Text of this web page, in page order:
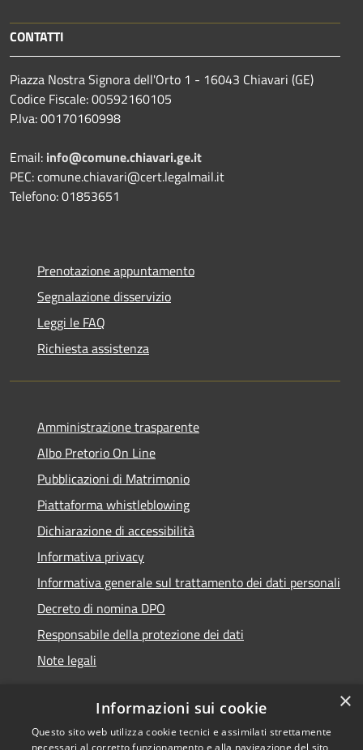
CONTATTI
Piazza Nostra Signora dell'Orto 1 - 16043 Chiavari (GE)
Codice Fiscale: 00592160105
P.Iva: 00170160998
Email: info@comune.chiavari.ge.it
PEC: comune.chiavari@cert.legalmail.it
Telefono: 01853651
Prenotazione appuntamento
Segnalazione disservizio
Leggi le FAQ
Richiesta assistenza
Amministrazione trasparente
Albo Pretorio On Line
Pubblicazioni di Matrimonio
Piattaforma whistleblowing
Dichiarazione di accessibilità
Informativa privacy
Informativa generale sul trattamento dei dati personali
Decreto di nomina DPO
Responsabile della protezione dei dati
Note legali
RSS © 2021 - 2026 Comune di
×
Informazioni sui cookie
Questo sito web utilizza cookie tecnici e assimilati strettamente
necessari al corretto funzionamento e alla navigazione del sito,